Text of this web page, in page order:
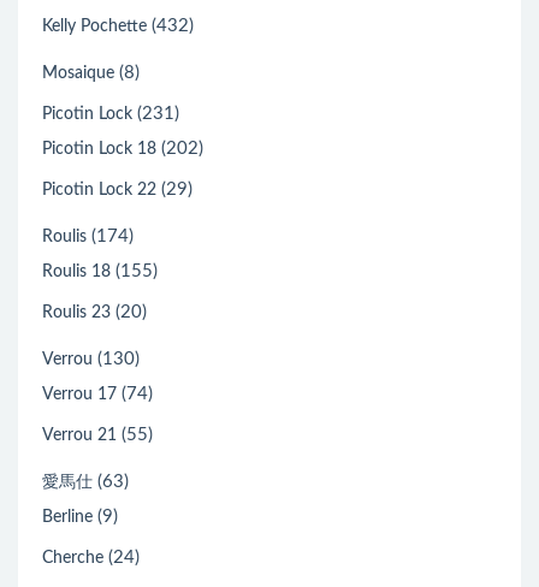
Kelly Pochette (432)
Mosaique (8)
Picotin Lock (231)
Picotin Lock 18 (202)
Picotin Lock 22 (29)
Roulis (174)
Roulis 18 (155)
Roulis 23 (20)
Verrou (130)
Verrou 17 (74)
Verrou 21 (55)
愛馬仕 (63)
Berline (9)
Cherche (24)